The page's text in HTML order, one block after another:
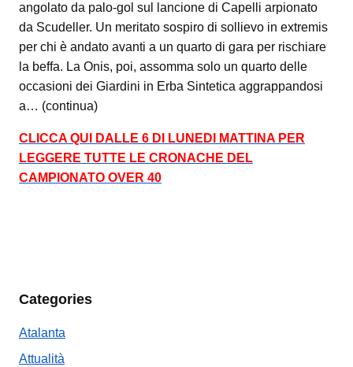
angolato da palo-gol sul lancione di Capelli arpionato
da Scudeller. Un meritato sospiro di sollievo in extremis
per chi è andato avanti a un quarto di gara per rischiare
la beffa. La Onis, poi, assomma solo un quarto delle
occasioni dei Giardini in Erba Sintetica aggrappandosi
a… (continua)
CLICCA QUI DALLE 6 DI LUNEDI MATTINA PER
LEGGERE TUTTE LE CRONACHE DEL
CAMPIONATO OVER 40
Categories
Atalanta
Attualità